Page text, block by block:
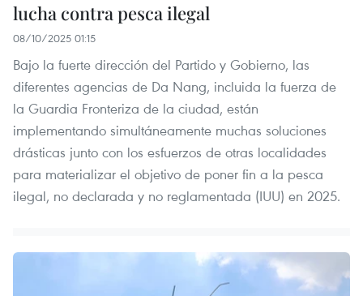
lucha contra pesca ilegal
08/10/2025 01:15
Bajo la fuerte dirección del Partido y Gobierno, las
diferentes agencias de Da Nang, incluida la fuerza de
la Guardia Fronteriza de la ciudad, están
implementando simultáneamente muchas soluciones
drásticas junto con los esfuerzos de otras localidades
para materializar el objetivo de poner fin a la pesca
ilegal, no declarada y no reglamentada (IUU) en 2025.